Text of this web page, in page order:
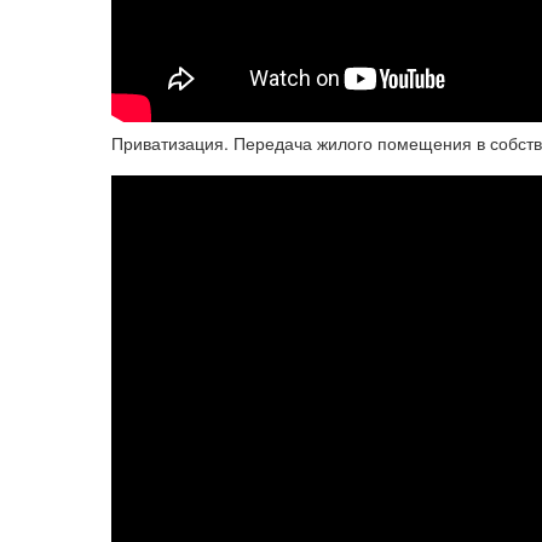
Приватизация. Передача жилого помещения в